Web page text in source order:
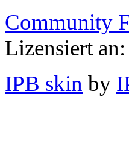
Community
Lizensiert
IPB skin by